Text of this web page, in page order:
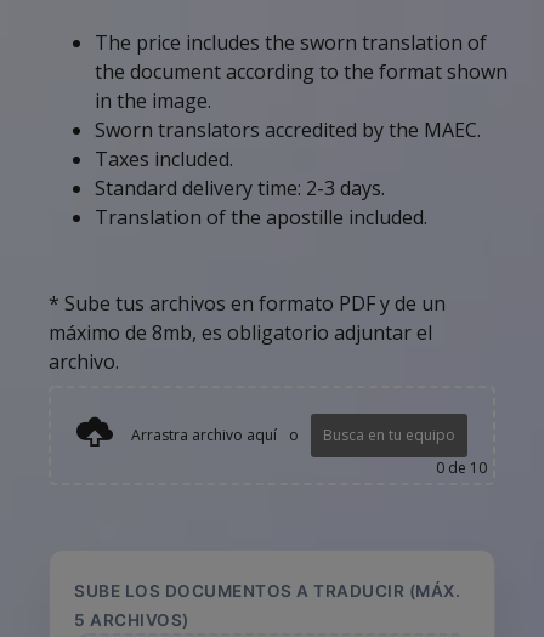
The price includes the sworn translation of
the document according to the format shown
in the image.
Sworn translators accredited by the MAEC.
Taxes included.
Standard delivery time: 2-3 days.
Translation of the apostille included.
* Sube tus archivos en formato PDF y de un
máximo de 8mb, es obligatorio adjuntar el
archivo.
Arrastra archivo aquí o
Busca en tu equipo
0 de 10
SUBE LOS DOCUMENTOS A TRADUCIR (MÁX.
5 ARCHIVOS)